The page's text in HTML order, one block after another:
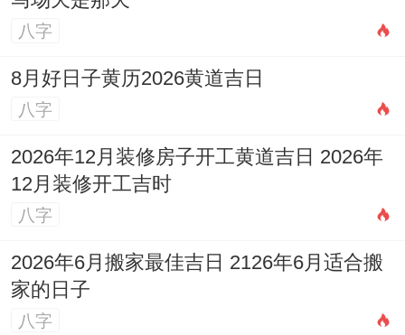
风水能量介绍:财位：西南（宜摆放存钱
罐）、喜神：西北（利于招募帮手）、吉时:
卯时（5:00-7:00）。
◆ 2026年3月23日· 星期一
≡ 农历:丙午水年二月小 初五日
日
【宜】嫁娶、开光、祭祀、祈福、求嗣、出
八字
8月好日子黄历2026黄道吉日
八字
2026年12月装修房子开工黄道吉日 2026年
12月装修开工吉时
八字
2026年6月搬家最佳吉日 2126年6月适合搬
家的日子
八字